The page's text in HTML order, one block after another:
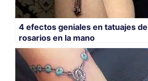
4 efectos geniales en tatuajes de
rosarios en la mano